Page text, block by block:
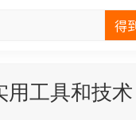
得
用工具和技